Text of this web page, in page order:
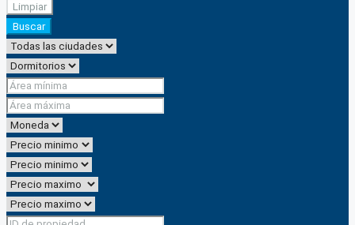
Limpiar
Buscar